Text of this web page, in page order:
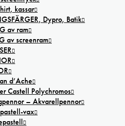
kassar
Dypro, Batik
av ram
av screenram
d’Ache
Castell Polychromos
– Akvarellpennor
vax